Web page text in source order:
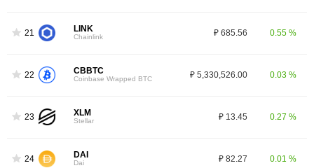
21 LINK
Chainlink ₽ 685.56 0.55 %
22 CBBTC
Coinbase Wrapped BTC ₽ 5,330,526.00 0.03 %
23 XLM
Stellar ₽ 13.45 0.27 %
24 DAI
Dai ₽ 82.27 0.01 %